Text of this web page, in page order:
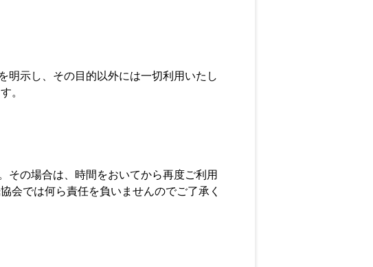
明示し、その目的以外には一切利用いたし
。
その場合は、時間をおいてから再度ご利用
会では何ら責任を負いませんのでご了承く